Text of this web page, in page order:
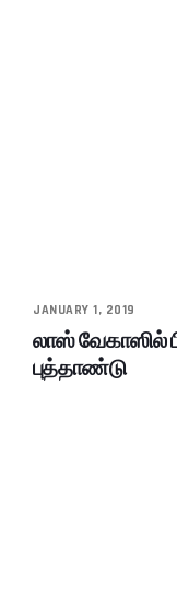
JANUARY 1, 2019
லாஸ் வேகாஸில்
புத்தாண்டு